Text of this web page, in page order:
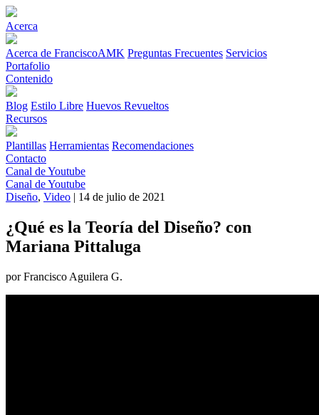
Acerca
Acerca de FranciscoAMK Preguntas Frecuentes Servicios
Portafolio
Contenido
Blog Estilo Libre Huevos Revueltos
Recursos
Plantillas Herramientas Recomendaciones
Contacto
Canal de Youtube
Canal de Youtube
Diseño, Video | 14 de julio de 2021
¿Qué es la Teoría del Diseño? con
Mariana Pittaluga
por Francisco Aguilera G.